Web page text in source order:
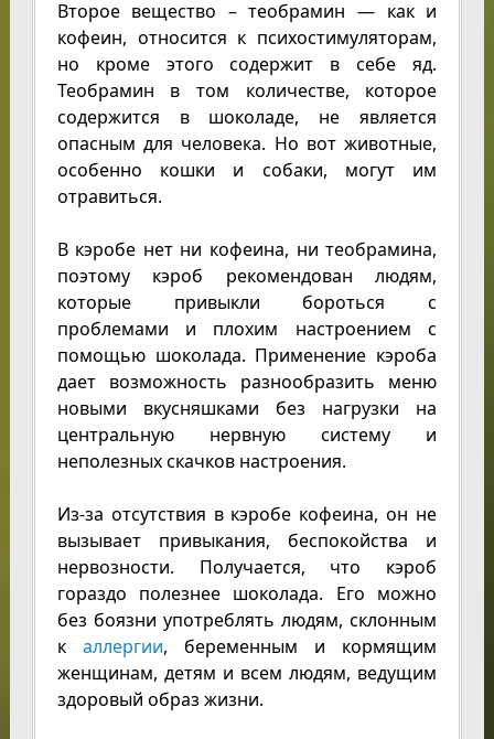
Второе вещество – теобрамин — как и
кофеин, относится к психостимуляторам,
но кроме этого содержит в себе яд.
Теобрамин в том количестве, которое
содержится в шоколаде, не является
опасным для человека. Но вот животные,
особенно кошки и собаки, могут им
отравиться.
В кэробе нет ни кофеина, ни теобрамина,
поэтому кэроб рекомендован людям,
которые привыкли бороться с
проблемами и плохим настроением с
помощью шоколада. Применение кэроба
дает возможность разнообразить меню
новыми вкусняшками без нагрузки на
центральную нервную систему и
неполезных скачков настроения.
Из-за отсутствия в кэробе кофеина, он не
вызывает привыкания, беспокойства и
нервозности. Получается, что кэроб
гораздо полезнее шоколада. Его можно
без боязни употреблять людям, склонным
к аллергии, беременным и кормящим
женщинам, детям и всем людям, ведущим
здоровый образ жизни.